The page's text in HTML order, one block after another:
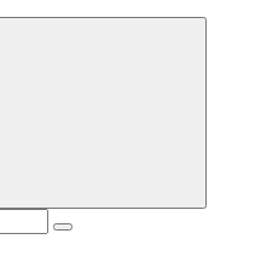
на отдых, где провести